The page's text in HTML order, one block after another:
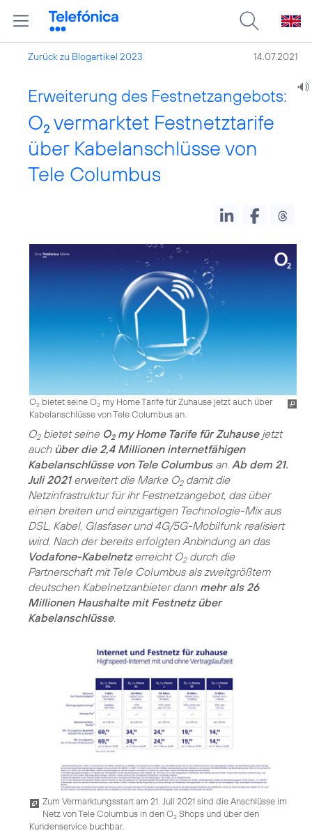
Zurück zu Blogartikel 2023 14.07.2021
Erweiterung des Festnetzangebots:
O2 vermarktet Festnetztarife
über Kabelanschlüsse von
Tele Columbus
O2 bietet seine O2 my Home Tarife für Zuhause jetzt auch über
Kabelanschlüsse von Tele Columbus an.
O2bietet seine O2my Home Tarife für Zuhausejetzt
auch über die 2,4 Millionen internetfähigen
Kabelanschlüsse von Tele Columbusan. Ab dem 21.
Juli 2021erweitert die Marke O2damit die
Netzinfrastruktur für ihr Festnetzangebot, das über
einen breiten und einzigartigen Technologie-Mix aus
DSL, Kabel, Glasfaser und 4G/5G-Mobilfunk realisiert
wird. Nach der bereits erfolgten Anbindung an das
Vodafone-Kabelnetzerreicht O2durch die
Partnerschaft mit Tele Columbus als zweitgrößtem
deutschen Kabelnetzanbieter dann mehr als 26
Millionen Haushalte mit Festnetz über
Kabelanschlüsse.
Zum Vermarktungsstart am 21. Juli 2021 sind die Anschlüsse im
Netz von Tele Columbus in den O2 Shops und über den
Kundenservice buchbar.